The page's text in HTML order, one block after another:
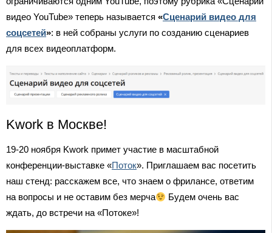
видео YouTube» теперь называется «Сценарий видео для
соцсетей»: в ней собраны услуги по созданию сценариев
для всех видеоплатформ.
Kwork в Москве!
19-20 ноября Kwork примет участие в масштабной
конференции-выставке «Поток». Приглашаем вас посетить
наш стенд: расскажем все, что знаем о фрилансе, ответим
на вопросы и не оставим без мерча
Будем очень вас
ждать, до встречи на «Потоке»!